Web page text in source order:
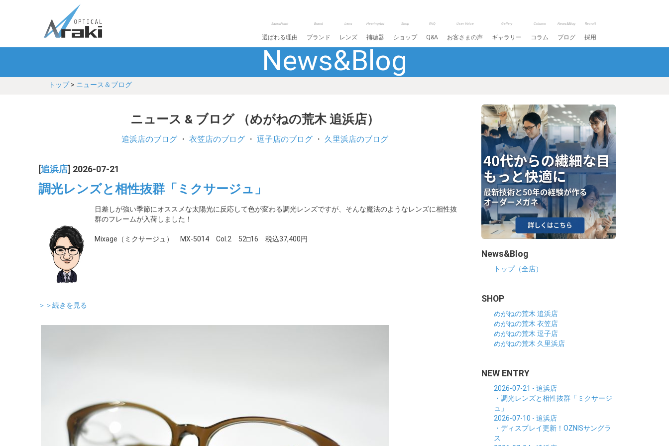
SalesPoint
選ばれる理由
Brand
ブランド
Lens
レンズ
HearingAid
補聴器
Shop
ショップ
FAQ
Q&A
User Voice
お客さまの声
Gallery
ギャラリー
Column
コラム
News&Blog
ブログ
Recruit
採用
News&Blog
トップ> ニュース＆ブログ
ニュース & ブログ （めがねの荒木 追浜店）
追浜店のブログ ・ 衣笠店のブログ ・ 逗子店のブログ ・ 久里浜店のブログ
追浜店 ] 2026-07-21
調光レンズと相性抜群「ミクサージュ」
日差しが強い季節にオススメな太陽光に反応して色が変わる調光レンズですが、そんな魔法のようなレンズに相性抜
群のフレームが入荷しました！
Mixage（ミクサージュ） MX-5014 Col.2 52□16 税込37,400円
＞＞続きを見る
News&Blog
トップ（全店）
SHOP
めがねの荒木 追浜店
めがねの荒木 衣笠店
めがねの荒木 逗子店
めがねの荒木 久里浜店
NEW ENTRY
2026-07-21 - 追浜店
・調光レンズと相性抜群「ミクサージ
ュ」
2026-07-10 - 追浜店
・ディスプレイ更新！OZNISサングラ
ス